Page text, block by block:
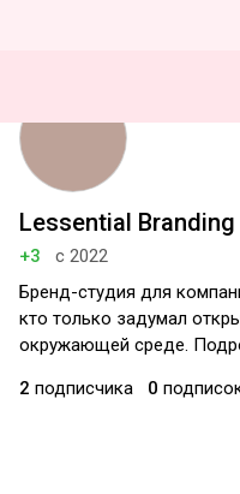
Lessential Branding
+3
с 2022
Бренд-студия для
кто только задумал
окружающей среде.
2 подписчика 0